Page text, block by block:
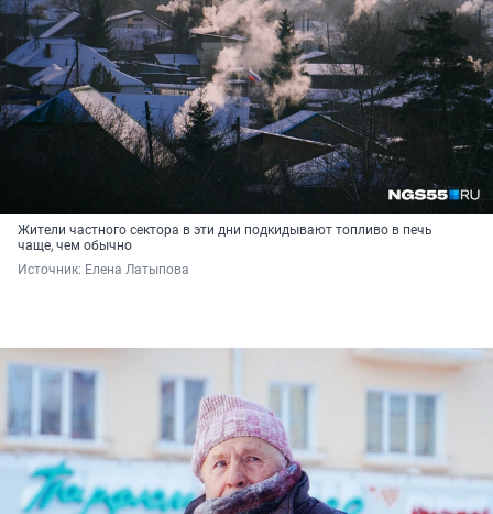
Жители частного сектора в эти дни подкидывают топливо в печь
чаще, чем обычно
Источник: Елена Латыпова